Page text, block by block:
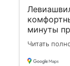
комфортный и внимательный
минуты
моим
каждой
Читать